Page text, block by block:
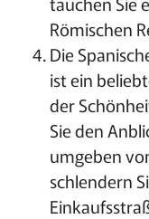
Römischen
Die
ist ein
der
Sie den
umgeben
schlendern